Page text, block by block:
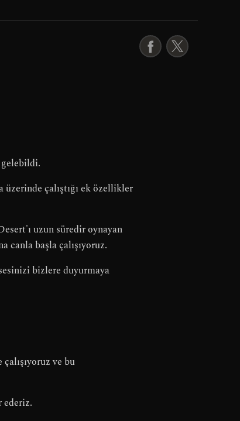
F
X
gelebildi.
çalıştığı ek özellikler
uzun süredir oynayan
canla başla çalışıyoruz.
bizlere duyurmaya
ve bu
ederiz.